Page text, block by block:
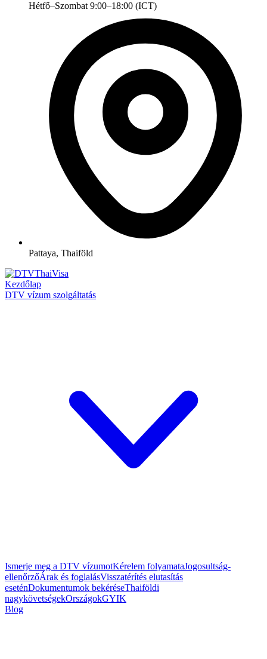
Hétfő–Szombat 9:00–18:00 (ICT)
Pattaya, Thaiföld
Kezdőlap
DTV vízum szolgáltatás
Ismerje meg a DTV vízumotKérelem folyamataJogosultság-
ellenőrzőÁrak és foglalásVisszatérítés elutasítás
eseténDokumentumok bekéréseThaiföldi
nagykövetségekOrszágokGYIK
Blog